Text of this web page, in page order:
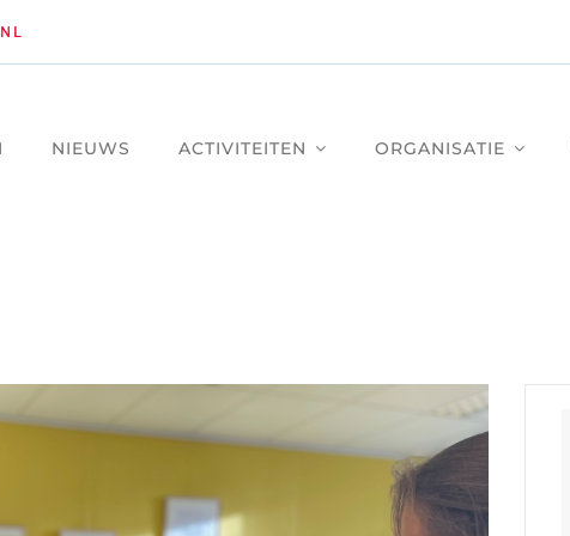
NIEUWS ACTIVITEITEN ORGANISATIE